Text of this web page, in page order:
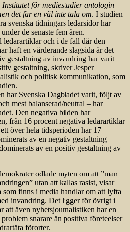
Institutet för mediestudier antologin
det får en väl inte tala om. I studien
svenska tidningars ledarsidor har
de senaste fem åren.
ledarartiklar och i de fall där den
haft en värderande slagsida är det
gestaltning av invandring har varit
gestaltning, skriver Jesper
och politisk kommunikation, som
har Svenska Dagbladet varit, följt av
mest balanserad/neutral – har
Den negativa bilden har
från 16 procent negativa ledarartiklar
över hela tidsperioden har 17
av en negativ gestaltning
av en positiv gestaltning av
odlade myten om att ”man
utan att kallas rasist, visar
som finns i media handlar om att lyfta
invandring. Det ligger för övrigt i
att även nyhetsjournalistiken har en
snarare än positiva företeelser
förorter.